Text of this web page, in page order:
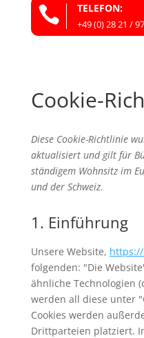
 TELEFON:
+49 (0) 28 21 /
Cookie-
Diese Cookie-Richtlinie
aktualisiert und gilt für
ständigem Wohnsitz im
und der Schweiz.
1. Einführung
Unsere Website,
folgenden: "Die
ähnliche Technologien
werden all diese unter
Cookies werden
Drittparteien platziert.